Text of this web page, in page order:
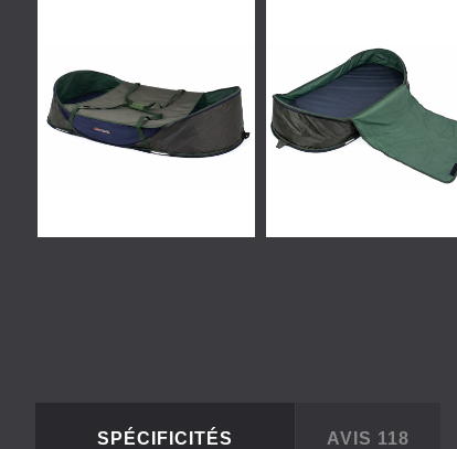
SPÉCIFICITÉS AVIS 118